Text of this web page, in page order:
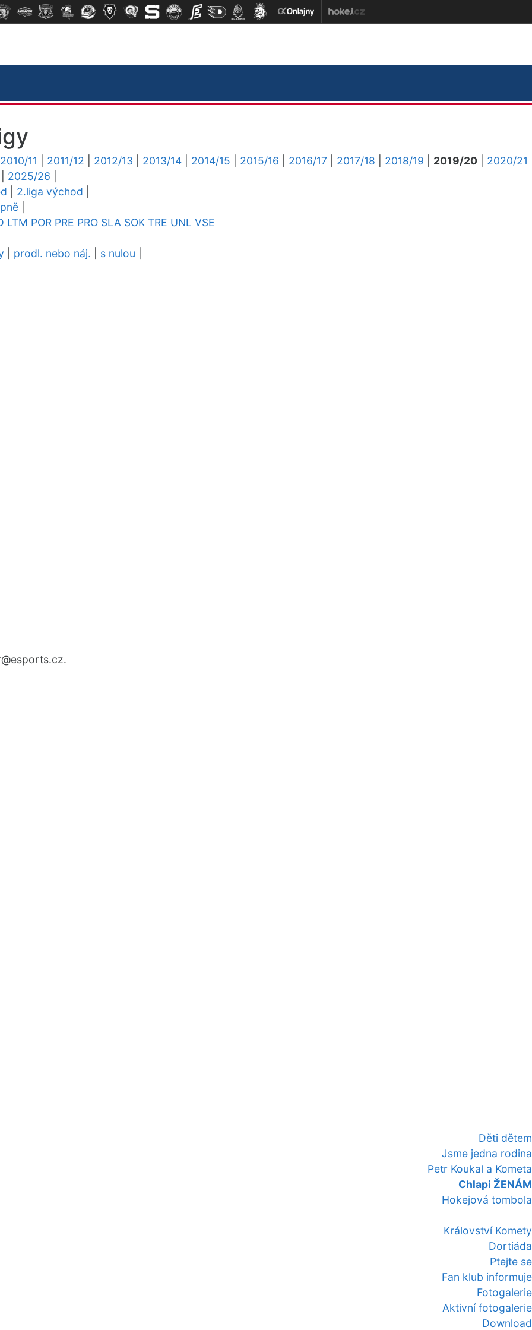
Děti dětem
Jsme jedna rodina
Petr Koukal a Kometa
Chlapi ŽENÁM
Hokejová tombola
Království Komety
Dortiáda
Ptejte se
Fan klub informuje
Fotogalerie
Aktivní fotogalerie
Download
2010/11 2011/12 2012/13 2013/14 2014/15 2015/16 2016/17 2017/18 2018/19 2019/20
2020/21
2025/26
2.liga východ
LTM POR PRE PRO SLA SOK TRE UNL VSE
prodl. nebo náj. s nulou
@esports.cz.